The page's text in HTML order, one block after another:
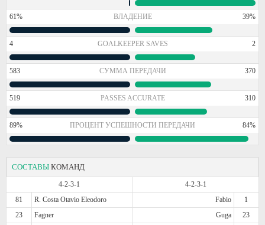
61% ВЛАДЕНИЕ 39%
4 GOALKEEPER SAVES 2
583 СУММА ПЕРЕДАЧИ 370
519 PASSES ACCURATE 310
89% ПРОЦЕНТ УСПЕШНОСТИ ПЕРЕДАЧИ 84%
СОСТАВЫ КОМАНД
4-2-3-1
4-2-3-1
81
R. Costa Otavio Eleodoro Fabio
1
23
Fagner Guga
23